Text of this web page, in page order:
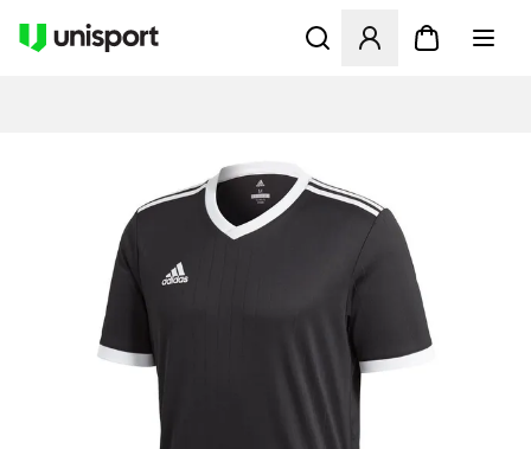
Öffnet ein Fenster zum